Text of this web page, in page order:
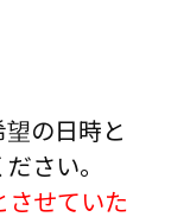
望の日時と
さい。
させていた